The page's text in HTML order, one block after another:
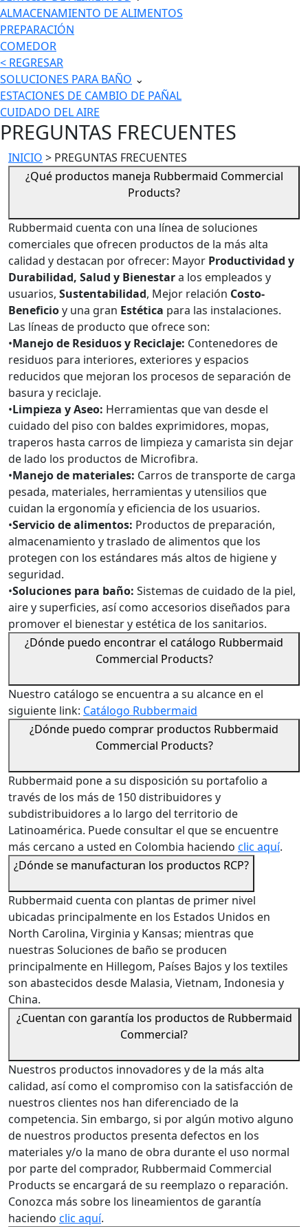
ALMACENAMIENTO DE ALIMENTOS
PREPARACIÓN
COMEDOR
< REGRESAR
SOLUCIONES PARA BAÑO ⌄
ESTACIONES DE CAMBIO DE PAÑAL
CUIDADO DEL AIRE
PREGUNTAS FRECUENTES
INICIO > PREGUNTAS FRECUENTES
¿Qué productos maneja Rubbermaid Commercial
Products?
Rubbermaid cuenta con una línea de soluciones
comerciales que ofrecen productos de la más alta
calidad y destacan por ofrecer: Mayor Productividad y
Durabilidad, Salud y Bienestara los empleados y
usuarios, Sustentabilidad, Mejor relación Costo-
Beneficioy una gran Estética para las instalaciones.
Las líneas de producto que ofrece son:
•Manejo de Residuos y Reciclaje: Contenedores de
residuos para interiores, exteriores y espacios
reducidos que mejoran los procesos de separación de
basura y reciclaje.
•Limpieza y Aseo: Herramientas que van desde el
cuidado del piso con baldes exprimidores, mopas,
traperos hasta carros de limpieza y camarista sin dejar
de lado los productos de Microfibra.
•Manejo de materiales: Carros de transporte de carga
pesada, materiales, herramientas y utensilios que
cuidan la ergonomía y eficiencia de los usuarios.
•Servicio de alimentos: Productos de preparación,
almacenamiento y traslado de alimentos que los
protegen con los estándares más altos de higiene y
seguridad.
•Soluciones para baño: Sistemas de cuidado de la piel,
aire y superficies, así como accesorios diseñados para
promover el bienestar y estética de los sanitarios.
¿Dónde puedo encontrar el catálogo Rubbermaid
Commercial Products?
Nuestro catálogo se encuentra a su alcance en el
siguiente link: Catálogo Rubbermaid
¿Dónde puedo comprar productos Rubbermaid
Commercial Products?
Rubbermaid pone a su disposición su portafolio a
través de los más de 150 distribuidores y
subdistribuidores a lo largo del territorio de
Latinoamérica. Puede consultar el que se encuentre
más cercano a usted en Colombia haciendo clic aquí.
¿Dónde se manufacturan los productos RCP?
Rubbermaid cuenta con plantas de primer nivel
ubicadas principalmente en los Estados Unidos en
North Carolina, Virginia y Kansas; mientras que
nuestras Soluciones de baño se producen
principalmente en Hillegom, Países Bajos y los textiles
son abastecidos desde Malasia, Vietnam, Indonesia y
China.
¿Cuentan con garantía los productos de Rubbermaid
Commercial?
Nuestros productos innovadores y de la más alta
calidad, así como el compromiso con la satisfacción de
nuestros clientes nos han diferenciado de la
competencia. Sin embargo, si por algún motivo alguno
de nuestros productos presenta defectos en los
materiales y/o la mano de obra durante el uso normal
por parte del comprador, Rubbermaid Commercial
Products se encargará de su reemplazo o reparación.
Conozca más sobre los lineamientos de garantía
haciendo clic aquí.